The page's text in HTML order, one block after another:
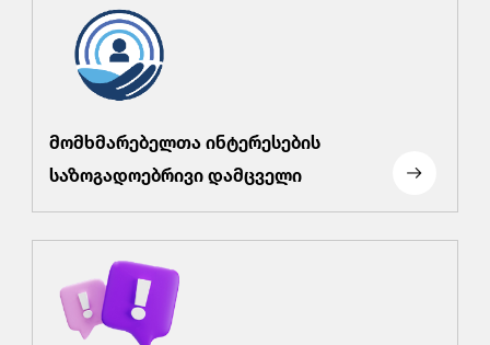
მომხმარებელთა ინტერესების
საზოგადოებრივი დამცველი